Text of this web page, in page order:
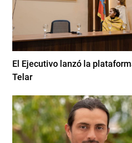
El Ejecutivo lanzó la
Telar